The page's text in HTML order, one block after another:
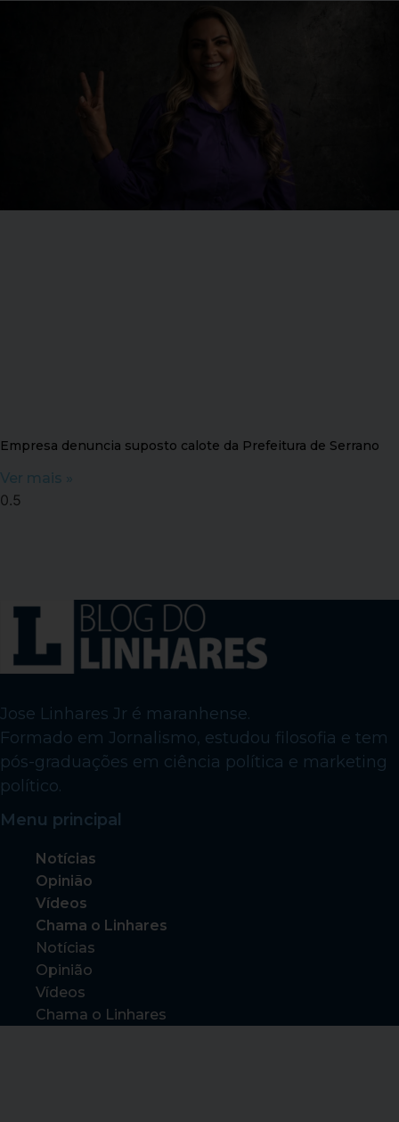
Empresa denuncia suposto calote da Prefeitura de Serrano
Ver mais »
Jose Linhares Jr é maranhense.
Formado em Jornalismo, estudou filosofia e tem
pós-graduações em ciência política e marketing
político.
Menu principal
Notícias
Opinião
Vídeos
Chama o Linhares
Notícias
Opinião
Vídeos
Chama o Linhares